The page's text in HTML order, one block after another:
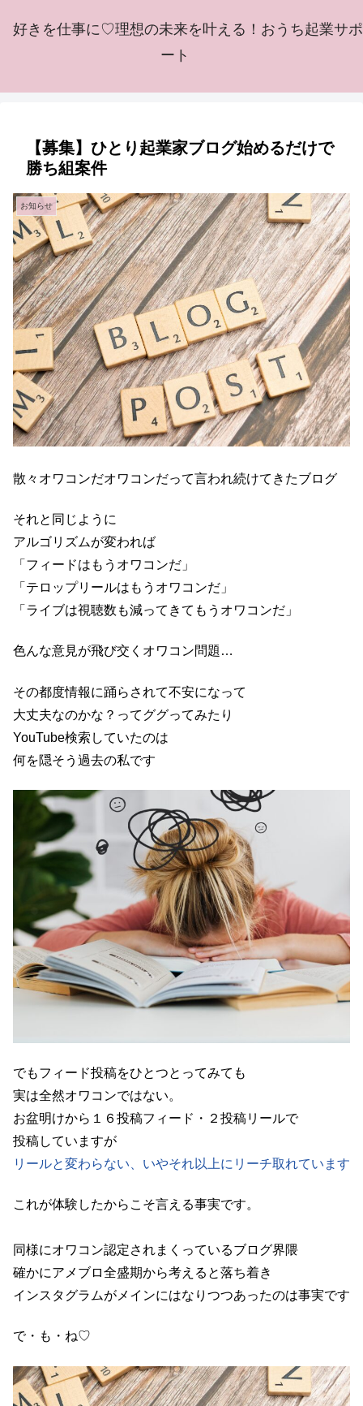
好きを仕事に♡理想の未来を叶える！おうち起業サポ
ート
【募集】ひとり起業家ブログ始めるだけで
勝ち組案件
お知らせ
散々オワコンだオワコンだって言われ続けてきたブログ
それと同じように
アルゴリズムが変われば
「フィードはもうオワコンだ」
「テロップリールはもうオワコンだ」
「ライブは視聴数も減ってきてもうオワコンだ」
色んな意見が飛び交くオワコン問題…
その都度情報に踊らされて不安になって
大丈夫なのかな？ってググってみたり
YouTube検索していたのは
何を隠そう過去の私です
でもフィード投稿をひとつとってみても
実は全然オワコンではない。
お盆明けから１６投稿フィード・２投稿リールで
投稿していますが
リールと変わらない、いやそれ以上にリーチ取れています
これが体験したからこそ言える事実です。
同様にオワコン認定されまくっているブログ界隈
確かにアメブロ全盛期から考えると落ち着き
インスタグラムがメインにはなりつつあったのは事実です
で・も・ね♡